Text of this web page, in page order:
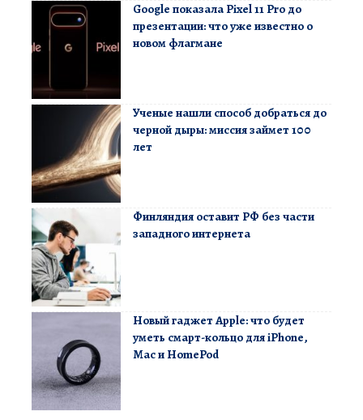
Google показала Pixel 11 Pro до
презентации: что уже известно о
новом флагмане
Ученые нашли способ добраться до
черной дыры: миссия займет 100
лет
Финляндия оставит РФ без части
западного интернета
Новый гаджет Apple: что будет
уметь смарт-кольцо для iPhone,
Mac и HomePod